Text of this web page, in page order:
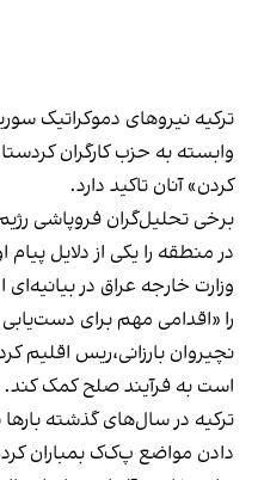
ترکیه نیروهای دموکراتیک
وابسته به حزب کارگران
کردن» آنان تاکید دارد.
برخی تحلیل‌گران فروپاشی
در منطقه را یکی از دلایل پیام
وزارت خارجه عراق در بیانیه‌ای
را «اقدامی مهم برای
نچیروان بارزانی،ریس اقلیم
است به فرآیند صلح کمک کند.
ترکیه در سال‌های گذشته
دادن مواضع پ‌ک‌ک بمباران